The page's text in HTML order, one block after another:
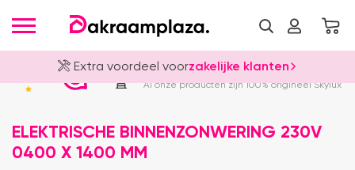
Extra voordeel voorzakelijke klanten
Officieel Skylux Dealer
Al onze producten zijn 100% origineel Skylux
ELEKTRISCHE BINNENZONWERING 230V
0400 X 1400 MM